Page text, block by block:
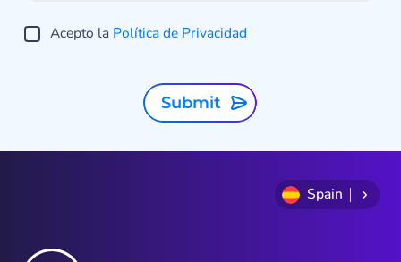
Acepto la Política de Privacidad
Submit
Spain